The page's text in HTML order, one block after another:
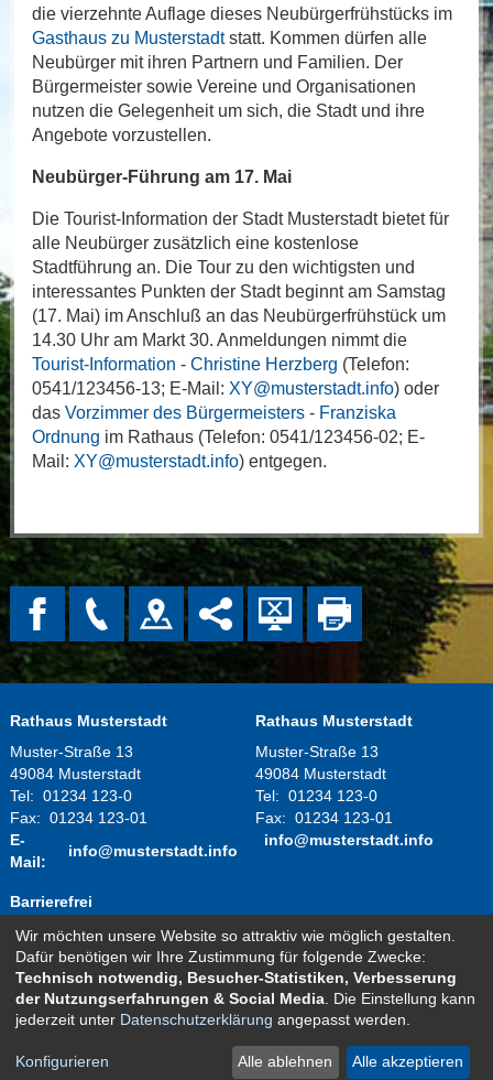
die vierzehnte Auflage dieses Neubürgerfrühstücks im
Gasthaus zu Musterstadtstatt. Kommen dürfen alle
Neubürger mit ihren Partnern und Familien. Der
Bürgermeister sowie Vereine und Organisationen
nutzen die Gelegenheit um sich, die Stadt und ihre
Angebote vorzustellen.
Neubürger-Führung am 17. Mai
Die Tourist-Information der Stadt Musterstadt bietet für
alle Neubürger zusätzlich eine kostenlose
Stadtführung an. Die Tour zu den wichtigsten und
interessantes Punkten der Stadt beginnt am Samstag
(17. Mai) im Anschluß an das Neubürgerfrühstück um
14.30 Uhr am Markt 30. Anmeldungen nimmt die
Tourist-Information - Christine Herzberg (Telefon:
0541/123456-13; E-Mail: XY@musterstadt.info) oder
das Vorzimmer des Bürgermeisters- Franziska
Ordnung im Rathaus (Telefon: 0541/123456-02; E-
Mail: XY@musterstadt.info) entgegen.
Rathaus Musterstadt
Muster-Straße 13
49084 Musterstadt
Tel: 01234 123-0
Fax: 01234 123-01
E-
Mail:
info@musterstadt.info
Rathaus Musterstadt
Muster-Straße 13
49084 Musterstadt
Tel: 01234 123-0
Fax: 01234 123-01
info@musterstadt.info
Montag - Donnerstag:
08.00 Uhr - 12.00 Uhr
14.00 Uhr - 16.00 Uhr
Freitag:
08.00 Uhr - 12.00 Uhr
und nach telefonischer Vereinbarung
Impressum Datenschutz Sitemap
Barrierefrei
Wir möchten unsere Website so attraktiv wie möglich gestalten.
Dafür benötigen wir Ihre Zustimmung für folgende Zwecke:
Technisch notwendig, Besucher-Statistiken, Verbesserung
der Nutzungserfahrungen & Social Media . Die Einstellung kann
jederzeit unter Datenschutzerklärung angepasst werden.
Konfigurieren Alle ablehnen Alle akzeptieren